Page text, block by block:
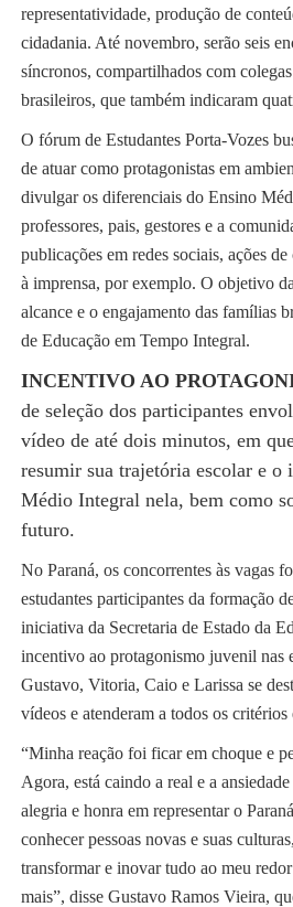
representatividade, produção de
cidadania. Até novembro, serão seis
síncronos, compartilhados com
brasileiros, que também indicaram
O fórum de Estudantes Porta-Vozes
de atuar como protagonistas em
divulgar os diferenciais do Ensino
professores, pais, gestores e a
publicações em redes sociais, ações
à imprensa, por exemplo. O objetivo
alcance e o engajamento das famílias
de Educação em Tempo Integral.
INCENTIVO AO
de seleção dos participantes
vídeo de até dois minutos, em
resumir sua trajetória escolar e o
Médio Integral nela, bem como
futuro.
No Paraná, os concorrentes às vagas
estudantes participantes da formação
iniciativa da Secretaria de Estado da
incentivo ao protagonismo juvenil nas
Gustavo, Vitoria, Caio e Larissa se
vídeos e atenderam a todos os
“Minha reação foi ficar em choque e
Agora, está caindo a real e a
alegria e honra em representar o
conhecer pessoas novas e suas
transformar e inovar tudo ao meu
mais”, disse Gustavo Ramos Vieira,